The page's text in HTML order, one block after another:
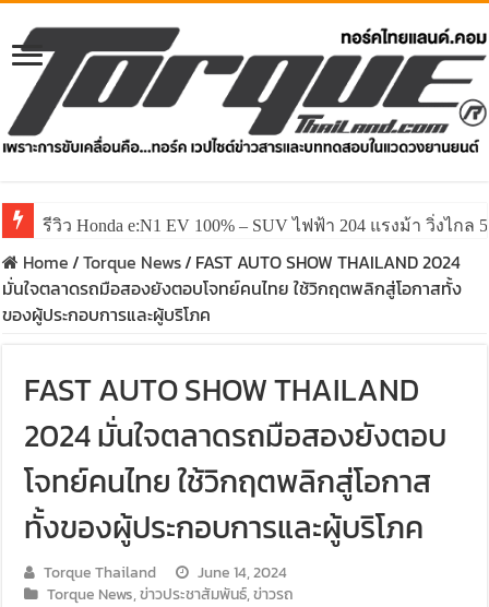
รีวิว Honda e:N1 EV 100% – SUV ไฟฟ้า 204 แรงม้า วิ่งไกล
รีวิว ลองขับ All New GWM HAVAL H6 ปรับโฉมหน้าใหม่
Home/Torque News/ FAST AUTO SHOW THAILAND 2024
มั่นใจตลาดรถมือสองยังตอบโจทย์คนไทย ใช้วิกฤตพลิกสู่โอกาสทั้ง
ของผู้ประกอบการและผู้บริโภค
FAST AUTO SHOW THAILAND
2024 มั่นใจตลาดรถมือสองยังตอบ
โจทย์คนไทย ใช้วิกฤตพลิกสู่โอกาส
ทั้งของผู้ประกอบการและผู้บริโภค
Torque Thailand
June 14, 2024
Torque News,ข่าวประชาสัมพันธ์,ข่าวรถ